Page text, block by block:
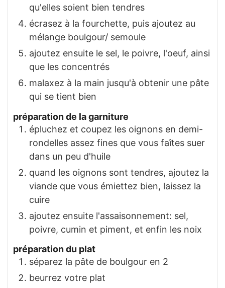
qu'elles soient bien tendres
écrasez à la fourchette, puis ajoutez au
mélange boulgour/ semoule
ajoutez ensuite le sel, le poivre, l'oeuf, ainsi
que les concentrés
malaxez à la main jusqu'à obtenir une pâte
qui se tient bien
préparation de la garniture
épluchez et coupez les oignons en demi-
rondelles assez fines que vous faîtes suer
dans un peu d'huile
quand les oignons sont tendres, ajoutez la
viande que vous émiettez bien, laissez la
cuire
ajoutez ensuite l'assaisonnement: sel,
poivre, cumin et piment, et enfin les noix
préparation du plat
séparez la pâte de boulgour en 2
beurrez votre plat